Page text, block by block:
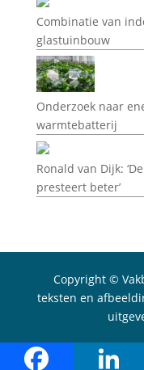
Combinatie van
glastuinbouw
Onderzoek naar
warmtebatterij
Ronald van Dijk:
presteert beter’
Copyright ©
teksten en